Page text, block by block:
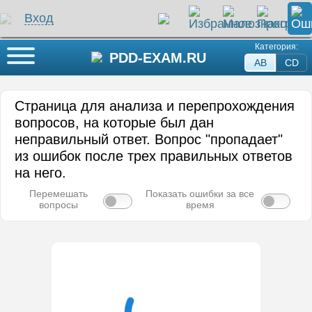
Вход
Кнопка меню PDD-EXAM.RU
Категория:
AB СD
Страница для анализа и перепрохождения
вопросов, на которые был дан
неправильный ответ. Вопрос "пропадает"
из ошибок после трех правильных ответов
на него.
Перемешать
вопросы
Показать ошибки за все
время